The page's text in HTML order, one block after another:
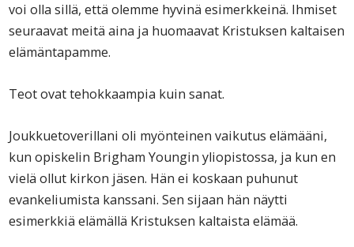
voi olla sillä, että olemme hyvinä esimerkkeinä. Ihmiset
seuraavat meitä aina ja huomaavat Kristuksen kaltaisen
elämäntapamme.
Teot ovat tehokkaampia kuin sanat.
Joukkuetoverillani oli myönteinen vaikutus elämääni,
kun opiskelin Brigham Youngin yliopistossa, ja kun en
vielä ollut kirkon jäsen. Hän ei koskaan puhunut
evankeliumista kanssani. Sen sijaan hän näytti
esimerkkiä elämällä Kristuksen kaltaista elämää.